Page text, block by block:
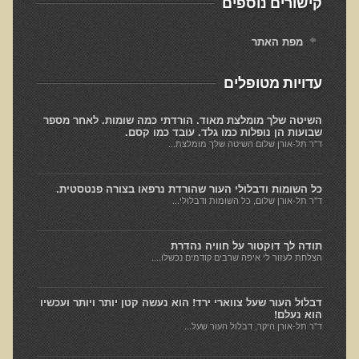
חקר יוחסין חוצה דורות MTTG
דיטוקסיפיקציה של הנפש EMDR
EMDR BSP MTTG
הארגון הישראלי לרפואת שיניים פונקציונאלית
תסמונת הנוירון הוקסי
מחקרים וספרות מדעית
רפואת שיניים ללא כספית ואמלגם
גולשים ממליצים
צור קשר
הסמכה
סדנאות מעמיקות להסמכה
טיהור רעלים
שאלות ותשובות מסדנת טיהור רעלים
מפת האתר
עדויות מטופלים
השיטה שלך מומלצת מאוד. הורדתי כמה שומות. לאחר מספר
שבועות הן נופלות כמו גלד. עובד כמו קסם.
ד"ר תל-אורן שלום השיטה שלך מומלצת...
כל השומות ודבלולי העור שהורדת נרפאו בצורה פנטסטית.
ד"ר תל-אורן שלום, כל השומות ודבלולי...
תודה לך דוקטור על חוויה נהדרת
הצלחת לעזור לי איפה שרבים קודמים נכשלו....
דבלול העור שעל צווארי ירד! הוא נעשה קטן יותר ויותר ועכשיו
הוא נעלם!
ד"ר תל-אורן היקר, דבלול העור שעל...